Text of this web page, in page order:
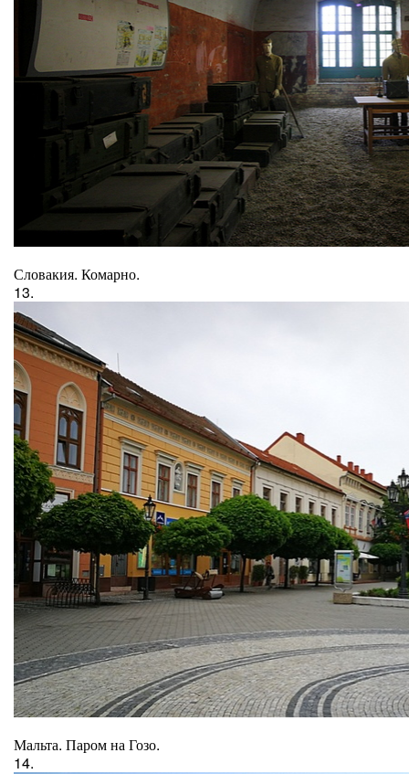
Словакия. Комарно.
13.
Мальта. Паром на Гозо.
14.